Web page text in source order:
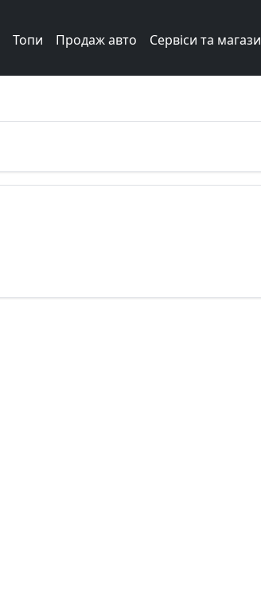
Топи Продаж авто Сервіси та